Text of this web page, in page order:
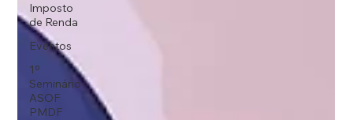
Imposto
de Renda
Eventos
1º
Seminário
ASOF
PMDF